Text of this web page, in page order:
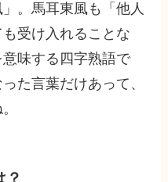
。馬耳東風も「他人
受け入れることな
味する四字熟語で
た言葉だけあって、
？